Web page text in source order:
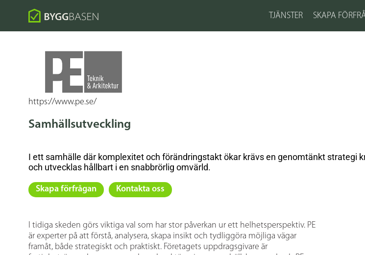
TJÄNSTER SKAPA
https://www.pe.se/
Samhällsutveckling
I ett samhälle där komplexitet och förändringstakt ökar krävs en genomtänkt strategi
och utvecklas hållbart i en snabbrörlig omvärld.
Skapa förfrågan Kontakta oss
I tidiga skeden görs viktiga val som har stor påverkan ur ett helhetsperspektiv. PE
är experter på att förstå, analysera, skapa insikt och tydliggöra möjliga vägar
framåt, både strategiskt och praktiskt. Företagets uppdragsgivare är